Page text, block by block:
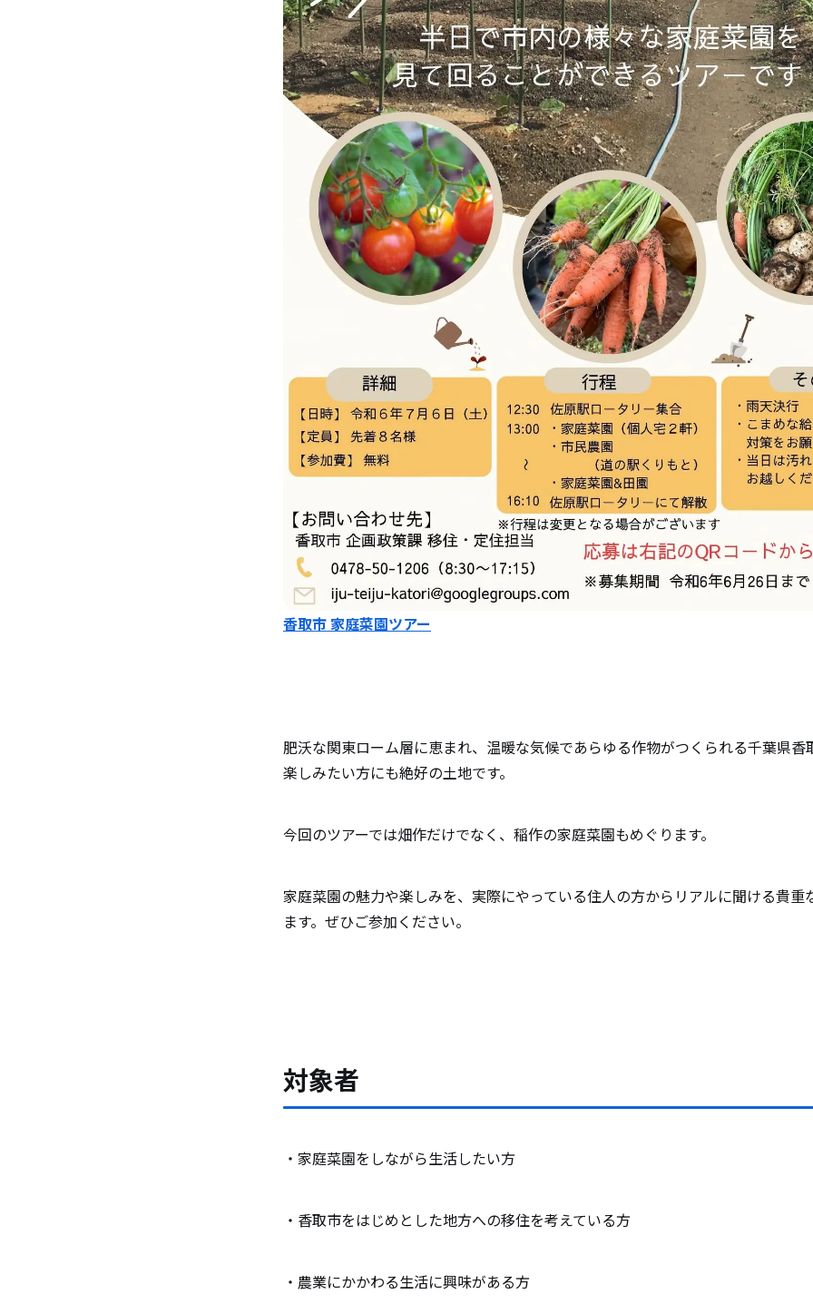
香取市 家庭菜園ツアー
肥沃な関東ローム層に恵まれ、温暖な気候であらゆる作物がつくられる千葉県香
楽しみたい方にも絶好の土地です。
今回のツアーでは畑作だけでなく、稲作の家庭菜園もめぐります。
家庭菜園の魅力や楽しみを、実際にやっている住人の方からリアルに聞ける貴重
ます。ぜひご参加ください。
対象者
・家庭菜園をしながら生活したい方
・香取市をはじめとした地方への移住を考えている方
・農業にかかわる生活に興味がある方